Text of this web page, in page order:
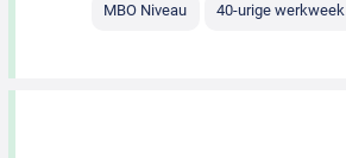
MBO Niveau 40-urige werkweek